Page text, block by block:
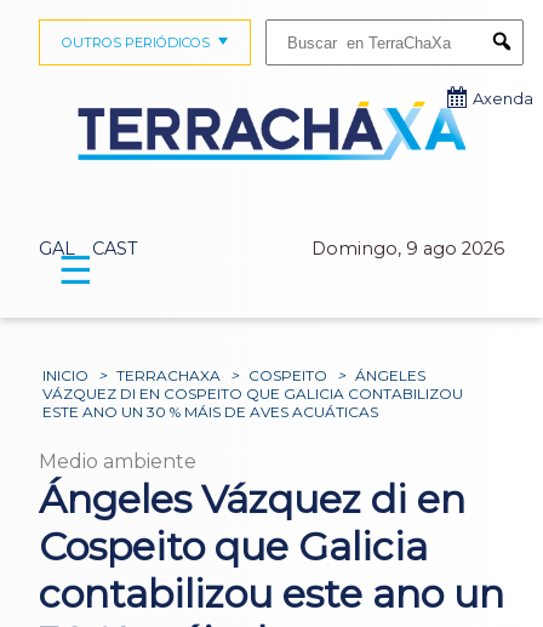
GAL CAST Domingo, 9 ago 2026
OUTROS PERIÓDICOS
Axenda
☰
INICIO > TERRACHAXA > COSPEITO > ÁNGELES
VÁZQUEZ DI EN COSPEITO QUE GALICIA CONTABILIZOU
ESTE ANO UN 30 % MÁIS DE AVES ACUÁTICAS
Medio ambiente
Ángeles Vázquez di en
Cospeito que Galicia
contabilizou este ano un